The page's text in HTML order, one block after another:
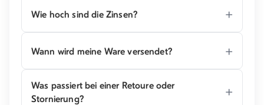
Wie hoch sind die Zinsen?
Wann wird meine Ware versendet?
Was passiert bei einer Retoure oder
Stornierung?